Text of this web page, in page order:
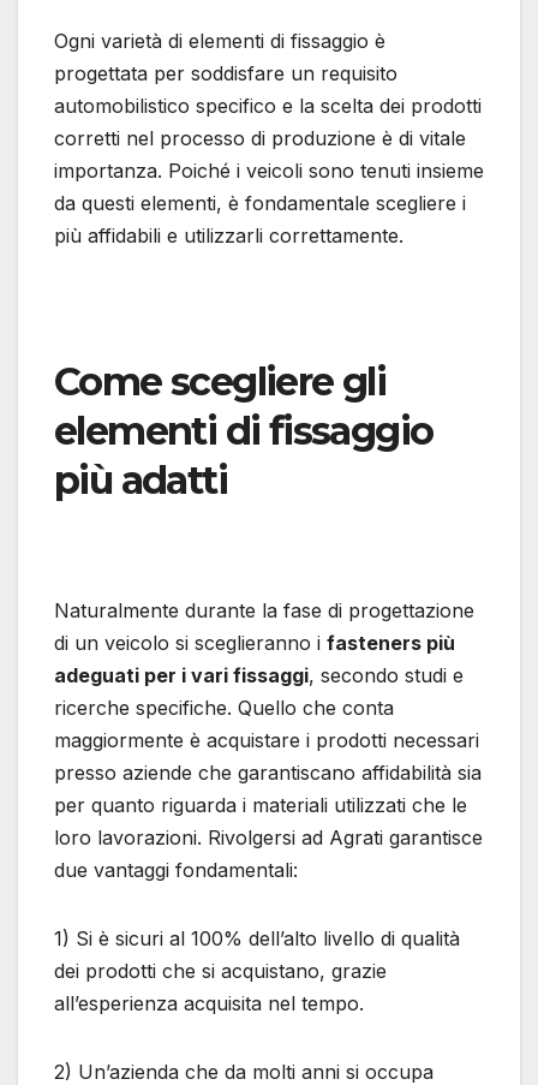
Ogni varietà di elementi di fissaggio è
progettata per soddisfare un requisito
automobilistico specifico e la scelta dei prodotti
corretti nel processo di produzione è di vitale
importanza. Poiché i veicoli sono tenuti insieme
da questi elementi, è fondamentale scegliere i
più affidabili e utilizzarli correttamente.
Come scegliere gli
elementi di fissaggio
più adatti
Naturalmente durante la fase di progettazione
di un veicolo si sceglieranno i fasteners più
adeguati per i vari fissaggi, secondo studi e
ricerche specifiche. Quello che conta
maggiormente è acquistare i prodotti necessari
presso aziende che garantiscano affidabilità sia
per quanto riguarda i materiali utilizzati che le
loro lavorazioni. Rivolgersi ad Agrati garantisce
due vantaggi fondamentali:
1) Si è sicuri al 100% dell’alto livello di qualità
dei prodotti che si acquistano, grazie
all’esperienza acquisita nel tempo.
2) Un’azienda che da molti anni si occupa